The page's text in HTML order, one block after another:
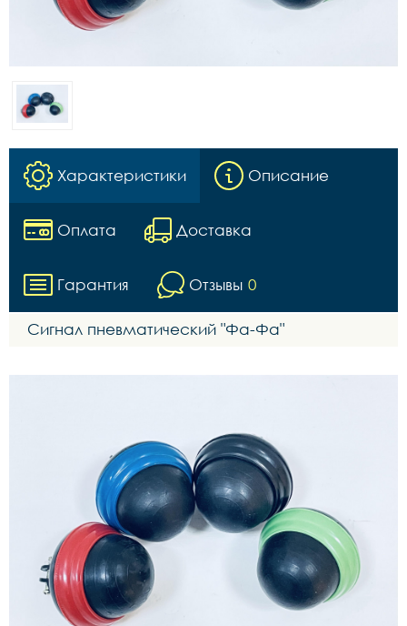
Характеристики Описание
Оплата Доставка
Гарантия Отзывы 0
Сигнал пневматический "Фа-Фа"